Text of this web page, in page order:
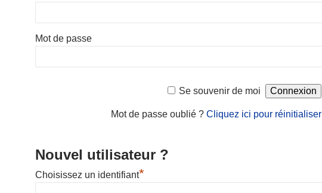
Mot de passe
Se souvenir de moi
Mot de passe oublié ? Cliquez ici pour réinitialiser
Nouvel utilisateur ?
Choisissez un identifiant*